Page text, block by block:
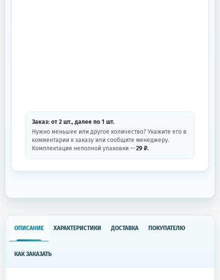
Заказ: от 2 шт., далее по 1 шт.
Нужно меньшее или другое количество? Укажите его в
комментарии к заказу или сообщите менеджеру.
Комплектация неполной упаковки — 29 ₽.
ОПИСАНИЕ ХАРАКТЕРИСТИКИ ДОСТАВКА ПОКУПАТЕЛЮ
КАК ЗАКАЗАТЬ